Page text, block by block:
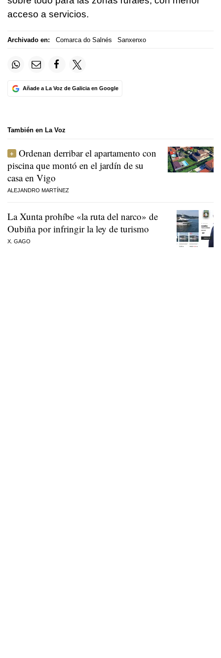
acceso a servicios.
Archivado en: Comarca do Salnés Sanxenxo
Añade a La Voz de Galicia en Google
También en La Voz
Ordenan derribar el apartamento con
piscina que montó en el jardín de su
casa en Vigo
ALEJANDRO MARTÍNEZ
La Xunta prohíbe «la ruta del narco» de
Oubiña por infringir la ley de turismo
X. GAGO